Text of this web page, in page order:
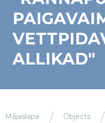
ALLIKAD"
Mājaslapa Objects